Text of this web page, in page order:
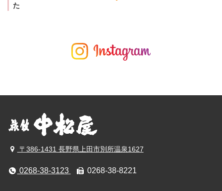
た
〒386-1431 長野県上田市別所温泉1627
0268-38-3123 0268-38-8221